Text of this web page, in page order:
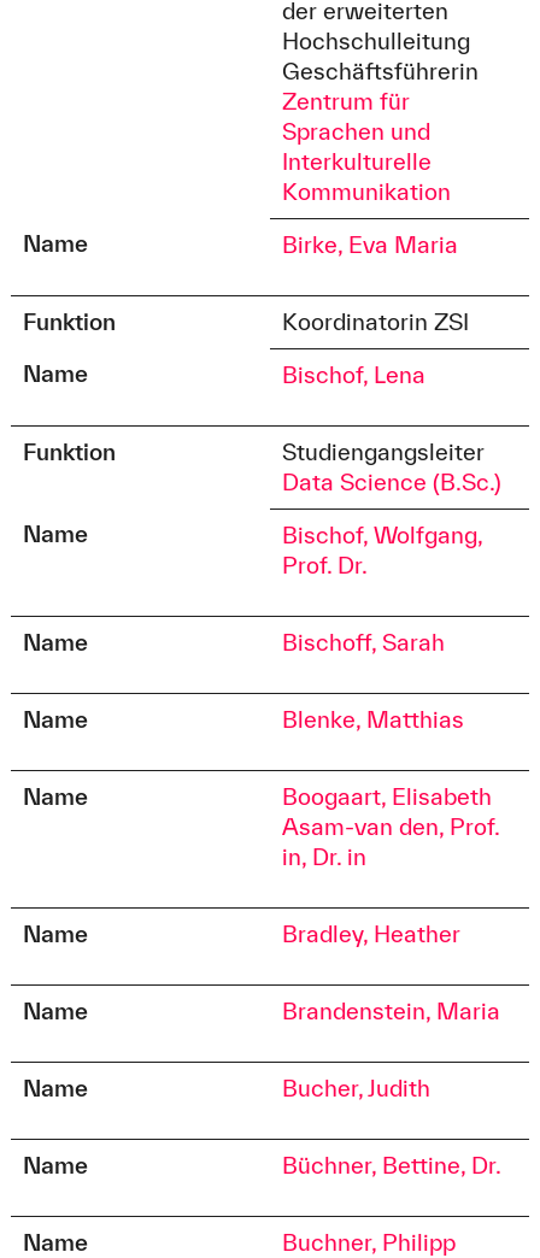
der erweiterten
Hochschulleitung
Geschäftsführerin
Zentrum für
Sprachen und
Interkulturelle
Kommunikation
Name
Birke, Eva Maria
Funktion
Koordinatorin ZSI
Name
Bischof, Lena
Funktion
Studiengangsleiter
Data Science (B.Sc.)
Name
Bischof, Wolfgang,
Prof. Dr.
Name Bischoff, Sarah
Name Blenke, Matthias
Name
Boogaart, Elisabeth
Asam-van den, Prof.
in, Dr. in
Name Bradley, Heather
Name Brandenstein, Maria
Name Bucher, Judith
Name Büchner, Bettine, Dr.
Name Buchner, Philipp